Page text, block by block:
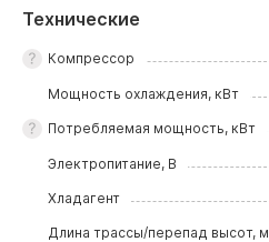
Технические
Компрессор
Мощность охлаждения, кВт
Потребляемая мощность, кВт
Электропитание, В
Хладагент
Длина трассы/перепад высот, м